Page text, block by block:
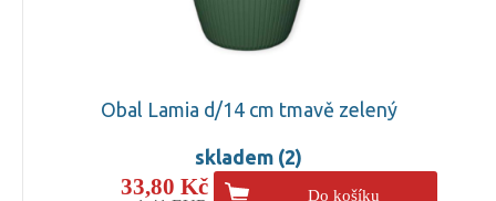
Obal Lamia d/14 cm tmavě zelený
skladem (2)
33,80 Kč Do košíku